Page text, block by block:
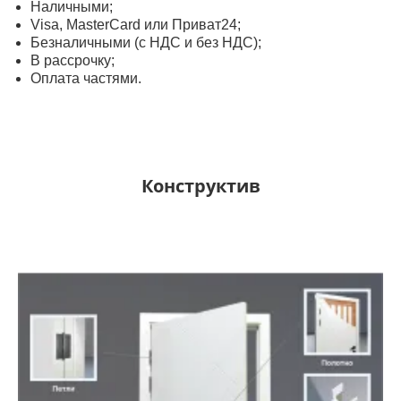
Наличными;
Visa, MasterСard или Приват24;
Безналичными (с НДС и без НДС);
В рассрочку;
Оплата частями.
Конструктив